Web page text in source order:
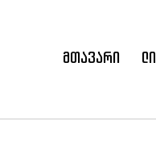
მთავარი